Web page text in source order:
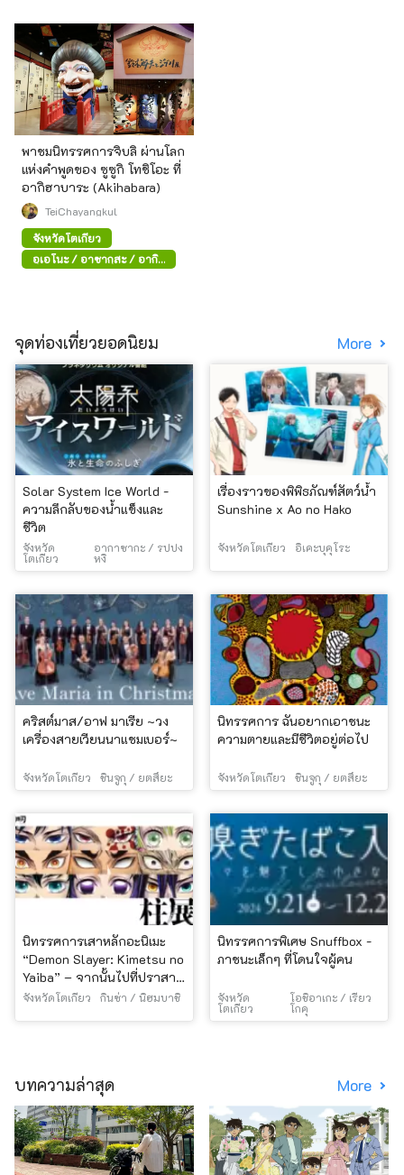
พาชมนิทรรศการจิบลิ ผ่านโลก
แห่งคำพูดของ ซูซูกิ โทชิโอะ ที่
อากิฮาบาระ (Akihabara)
TeiChayangkul
จังหวัดโตเกียว
อุเอโนะ / อาซากุสะ / อากิ
ฮาบาระ
จุดท่องเที่ยวยอดนิยม More
Solar System Ice World -
ความลึกลับของน้ำแข็งและ
ชีวิต
จังหวัด
โตเกียว
อากาซากะ / รปปง
หงิ
เรื่องราวของพิพิธภัณฑ์สัตว์น้ำ
Sunshine x Ao no Hako
จังหวัดโตเกียว อิเคะบุคุโระ
คริสต์มาส/อาฟ มาเรีย ~วง
เครื่องสายเวียนนาแชมเบอร์~
จังหวัดโตเกียว ชินจูกุ / ยตสึยะ
นิทรรศการ ฉันอยากเอาชนะ
ความตายและมีชีวิตอยู่ต่อไป
จังหวัดโตเกียว ชินจูกุ / ยตสึยะ
นิทรรศการเสาหลักอะนิเมะ
“Demon Slayer: Kimetsu no
Yaiba” – จากนั้นไปที่ปราสาท
Mugen –
จังหวัดโตเกียว กินซ่า / นิฮมบาชิ
นิทรรศการพิเศษ Snuffbox -
ภาชนะเล็กๆ ที่โดนใจผู้คน
จังหวัด
โตเกียว
โอชิอาเกะ / เรียว
โกคุ
บทความล่าสุด More